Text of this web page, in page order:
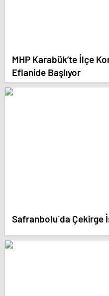
MHP Karabük’te İlçe
Eflanide Başlıyor
Safranbolu`da Çekirge